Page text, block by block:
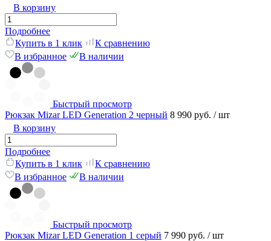
В корзину
Подробнее
Купить в 1 клик
К сравнению
В избранное
В наличии
Быстрый просмотр
Рюкзак Mizar LED Generation 2 черный 8 990 руб. / шт
В корзину
Подробнее
Купить в 1 клик
К сравнению
В избранное
В наличии
Быстрый просмотр
Рюкзак Mizar LED Generation 1 серый 7 990 руб. / шт